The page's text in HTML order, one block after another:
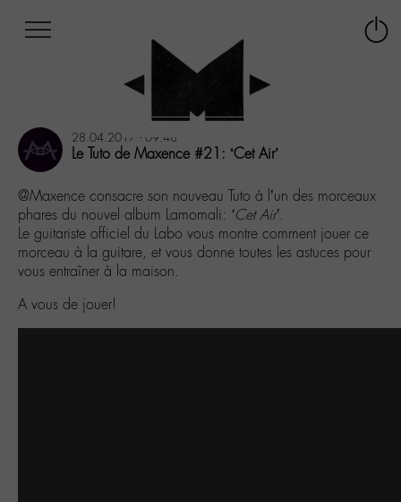
au
menu
Aller
contenu
Aller
à
la
recherche
28.04.2017 - 09:48
Le Tuto de Maxence #21: ‘Cet Air’
@Maxence consacre son nouveau Tuto à l’un des morceaux
phares du nouvel album Lamomali: ‘Cet Air’.
Le guitariste officiel du Labo vous montre comment jouer ce
morceau à la guitare, et vous donne toutes les astuces pour
vous entraîner à la maison.
A vous de jouer!